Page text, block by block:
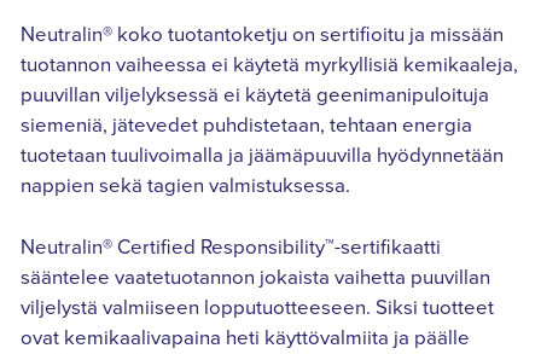
Neutralin® koko tuotantoketju on sertifioitu ja missään
tuotannon vaiheessa ei käytetä myrkyllisiä kemikaaleja,
puuvillan viljelyksessä ei käytetä geenimanipuloituja
siemeniä, jätevedet puhdistetaan, tehtaan energia
tuotetaan tuulivoimalla ja jäämäpuuvilla hyödynnetään
nappien sekä tagien valmistuksessa.
Neutralin® Certified Responsibility™-sertifikaatti
sääntelee vaatetuotannon jokaista vaihetta puuvillan
viljelystä valmiiseen lopputuotteeseen. Siksi tuotteet
ovat kemikaalivapaina heti käyttövalmiita ja päälle